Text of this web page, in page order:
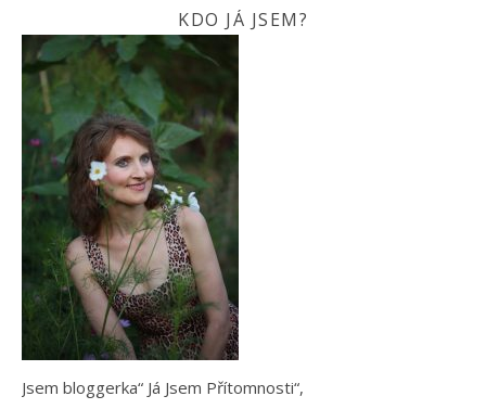
KDO JÁ JSEM?
Jsem bloggerka“ Já Jsem Přítomnosti“,